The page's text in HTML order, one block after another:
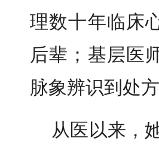
理数十年临床
后辈；基层医
脉象辨识到处
从医以来，